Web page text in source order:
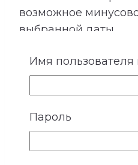
возможное
выбранной даты.
Речь идет не о
неприятных
напряжение:
Имя пользователя
Пароль